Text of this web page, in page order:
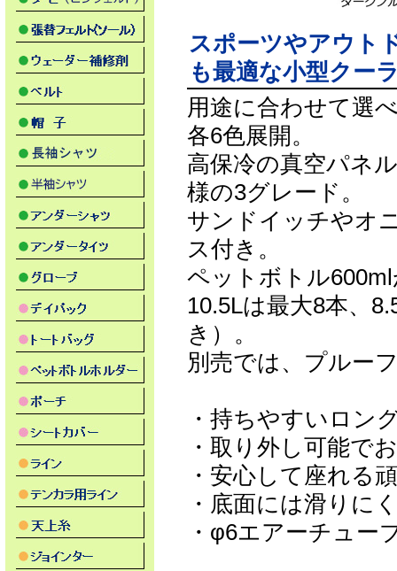
スポーツやアウト
も最適な小型クー
用途に合わせて選
各6色展開。
高保冷の真空パネ
様の3グレード。
サンドイッチやオ
ス付き。
ペットボトル
10.5Lは最大8本、
き）。
別売では、プルー
・持ちやすいロン
・取り外し可能で
・安心して座れる
・底面には滑りに
・φ6エアーチュー